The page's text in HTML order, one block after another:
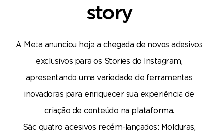
story
A Meta anunciou hoje a chegada de novos adesivos
exclusivos para os Stories do Instagram,
apresentando uma variedade de ferramentas
inovadoras para enriquecer sua experiência de
criação de conteúdo na plataforma.
São quatro adesivos recém-lançados: Molduras,